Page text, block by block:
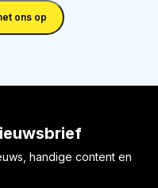
ons op
handige content en